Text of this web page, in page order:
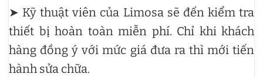
➤ Kỹ thuật viên của Limosa sẽ đến kiểm tra
thiết bị hoàn toàn miễn phí. Chỉ khi khách
hàng đồng ý với mức giá đưa ra thì mới tiến
hành sửa chữa.